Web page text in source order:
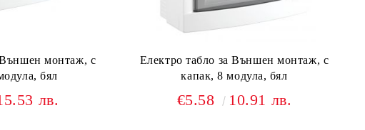
Външен монтаж, с
бял
лв.
Електро табло за Външен монтаж, с
капак, 8 модула, бял
€5.58 10.91 лв.